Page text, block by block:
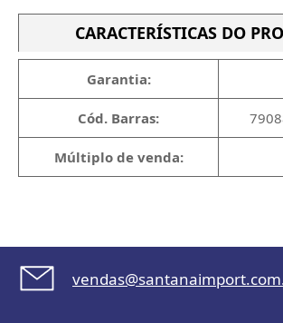
CARACTERÍSTICAS DO
Garantia:
Cód. Barras:
Múltiplo de venda: